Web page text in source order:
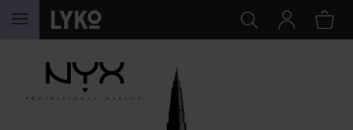
HOPPA TILL INNEHÅLLET
HOPPA ÖVER SEKTIONEN